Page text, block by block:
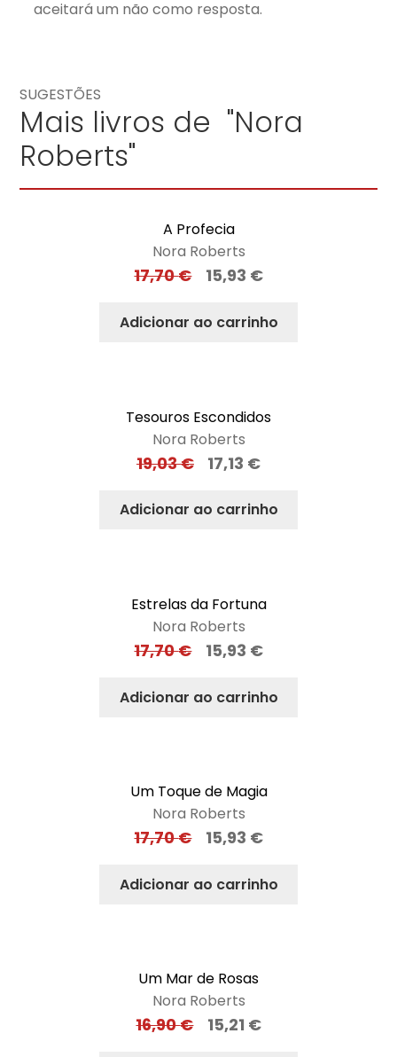
aceitará um não como resposta.
SUGESTÕES
Mais livros de "Nora
Roberts"
A Profecia
Nora Roberts
17,70€ 15,93 €
Adicionar ao carrinho
Tesouros Escondidos
Nora Roberts
19,03€ 17,13 €
Adicionar ao carrinho
Estrelas da Fortuna
Nora Roberts
17,70€ 15,93 €
Adicionar ao carrinho
Um Toque de Magia
Nora Roberts
17,70€ 15,93 €
Adicionar ao carrinho
Um Mar de Rosas
Nora Roberts
16,90€ 15,21 €